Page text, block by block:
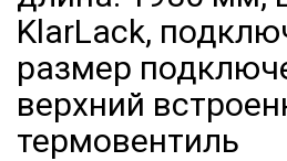
KlarLack,
размер
верхний
термовентиль